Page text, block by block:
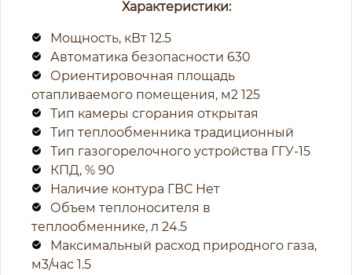
Характеристики:
Мощность, кВт 12.5
Автоматика безопасности 630
Ориентировочная площадь
отапливаемого помещения, м2 125
Тип камеры сгорания открытая
Тип теплообменника традиционный
Тип газогорелочного устройства ГГУ-15
КПД, % 90
Наличие контура ГВС Нет
Объем теплоносителя в
теплообменнике, л 24.5
Максимальный расход природного газа,
м3/час 1.5